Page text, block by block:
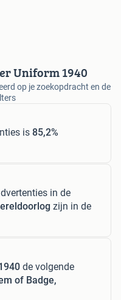
Uniform 1940
op je zoekopdracht en de
is 85,2%
in de
zijn in de
de volgende
of Badge,